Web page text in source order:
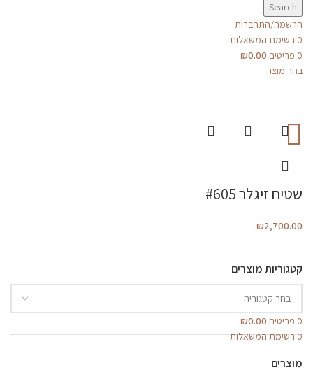
Search
הרשמה/התחברות
0 רשימת המשאלות
0 פריטים ₪0.00
בחר מוצר
0 פריטים ₪0.00
0רשימת המשאלות
קטגוריות מוצרים
מוצרים
שטיח זיגלר #605
₪2,700.00